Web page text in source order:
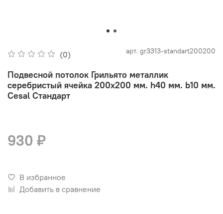
(0) арт. gr3313-standart200200
Подвесной потолок Грильято металлик
серебристый ячейка 200х200 мм. h40 мм. b10 мм.
Cesal Стандарт
930 ₽
В избранное
Добавить в сравнение